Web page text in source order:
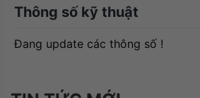
Dung lượng
SSD 256GB
quay
Thông số kỹ thuật
Đang update các thông số !